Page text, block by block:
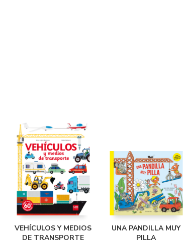
VEHÍCULOS Y MEDIOS
DE TRANSPORTE
UNA PANDILLA MUY
PILLA